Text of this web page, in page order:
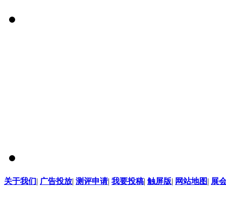
关于我们| 广告投放| 测评申请| 我要投稿| 触屏版| 网站地图| 展